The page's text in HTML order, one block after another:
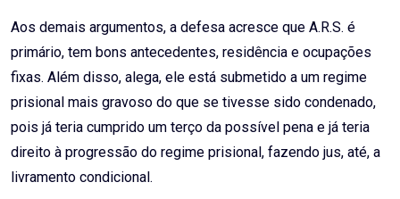
Aos demais argumentos, a defesa acresce que A.R.S. é
primário, tem bons antecedentes, residência e ocupações
fixas. Além disso, alega, ele está submetido a um regime
prisional mais gravoso do que se tivesse sido condenado,
pois já teria cumprido um terço da possível pena e já teria
direito à progressão do regime prisional, fazendo jus, até, a
livramento condicional.